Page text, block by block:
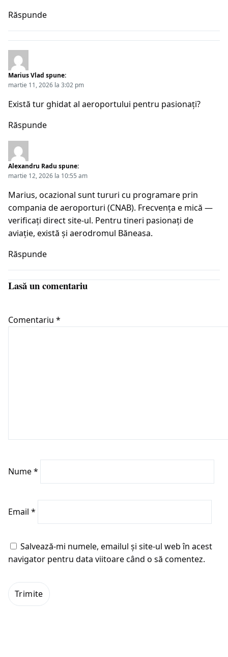
Răspunde
Marius Vlad spune:
martie 11, 2026 la 3:02 pm
Există tur ghidat al aeroportului pentru pasionați?
Răspunde
Alexandru Radu spune:
martie 12, 2026 la 10:55 am
Marius, ocazional sunt tururi cu programare prin
compania de aeroporturi (CNAB). Frecvența e mică —
verificați direct site-ul. Pentru tineri pasionați de
aviație, există și aerodromul Băneasa.
Răspunde
Lasă un comentariu
Comentariu *
Nume*
Email *
Salvează-mi numele, emailul și site-ul web în acest
navigator pentru data viitoare când o să comentez.